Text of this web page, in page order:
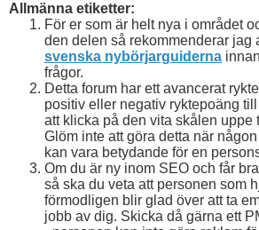
Allmänna etiketter:
För er som är helt nya i området
den delen så rekommenderar jag
svenska nybörjarguiderna
frågor.
Detta forum har ett avancerat
positiv eller negativ ryktepoäng
att klicka på den vita skålen uppe
Glöm inte att göra detta när
kan vara betydande för en
Om du är ny inom SEO och får
så ska du veta att personen som
förmodligen blir glad över att ta
jobb av dig. Skicka då gärna ett